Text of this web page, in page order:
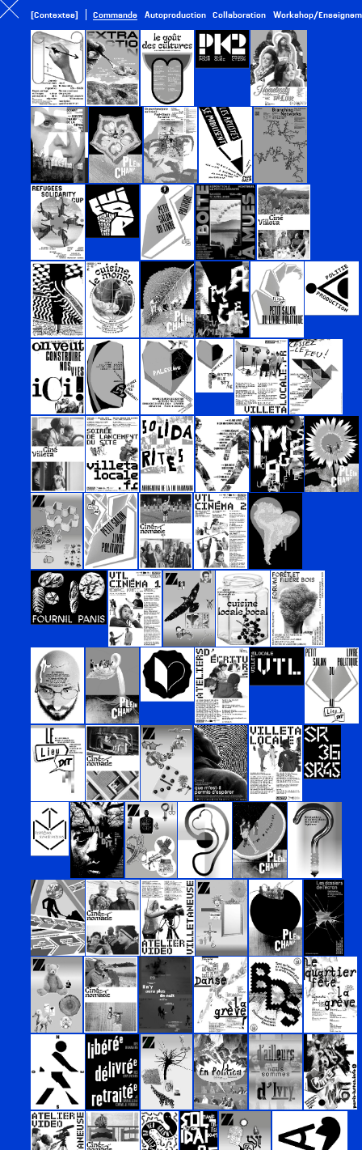
[Contextes] Commande Autoproduction Collaboration Workshop/